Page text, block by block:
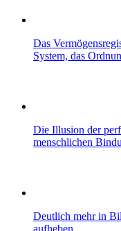
Das
System, das
Die Illusion der
menschlichen
Deutlich mehr in